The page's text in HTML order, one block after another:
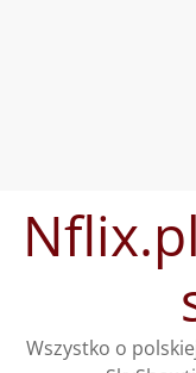
treści
Wszystko o